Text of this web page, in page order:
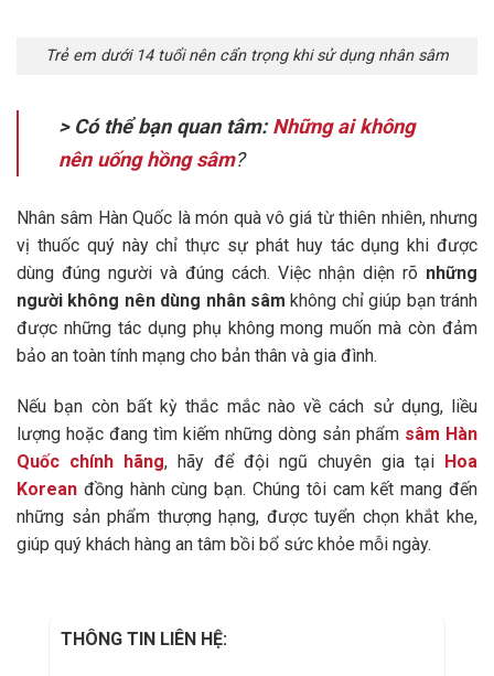
Trẻ em dưới 14 tuổi nên cẩn trọng khi sử dụng nhân sâm
> Có thể bạn quan tâm: Những ai không
nên uống hồng sâm?
Nhân sâm Hàn Quốc là món quà vô giá từ thiên nhiên, nhưng
vị thuốc quý này chỉ thực sự phát huy tác dụng khi được
dùng đúng người và đúng cách. Việc nhận diện rõ những
người không nên dùng nhân sâm không chỉ giúp bạn tránh
được những tác dụng phụ không mong muốn mà còn đảm
bảo an toàn tính mạng cho bản thân và gia đình.
Nếu bạn còn bất kỳ thắc mắc nào về cách sử dụng, liều
lượng hoặc đang tìm kiếm những dòng sản phẩm sâm Hàn
Quốc chính hãng, hãy để đội ngũ chuyên gia tại Hoa
Korean đồng hành cùng bạn. Chúng tôi cam kết mang đến
những sản phẩm thượng hạng, được tuyển chọn khắt khe,
giúp quý khách hàng an tâm bồi bổ sức khỏe mỗi ngày.
THÔNG TIN LIÊN HỆ: